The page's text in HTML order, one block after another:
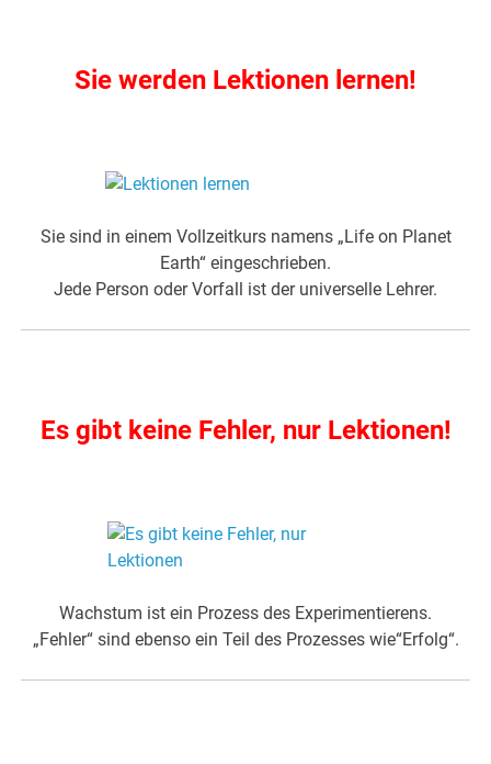
Sie werden Lektionen lernen!
Sie sind in einem Vollzeitkurs namens „Life on Planet
Earth“ eingeschrieben.
Jede Person oder Vorfall ist der universelle Lehrer.
Es gibt keine Fehler, nur Lektionen!
Wachstum ist ein Prozess des Experimentierens.
„Fehler“ sind ebenso ein Teil des Prozesses wie“Erfolg“.